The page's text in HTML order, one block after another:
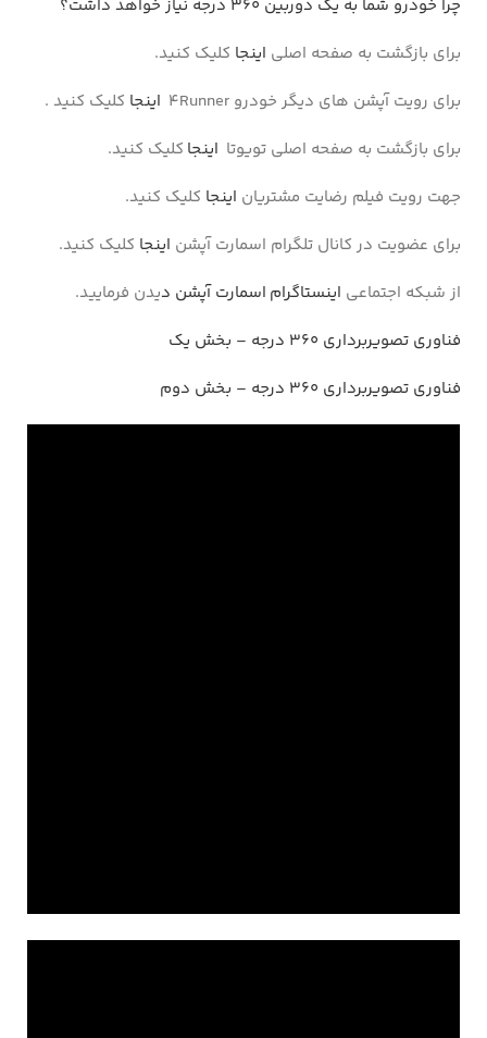
چرا خودرو شما به یک دوربین 360 درجه نیاز خواهد داشت؟
برای بازگشت به صفحه اصلی اینجا کلیک کنید.
برای رویت آپشن های دیگر خودرو 4Runner
اینجا کلیک کنید .
برای بازگشت به صفحه اصلی تویوتا اینجا کلیک کنید.
جهت رویت فیلم رضایت مشتریان اینجا کلیک کنید.
برای عضویت در کانال تلگرام اسمارت آپشن اینجا کلیک کنید.
از شبکه اجتماعی اینستاگرام اسمارت آپشن دیدن فرمایید.
فناوری تصویربرداری ۳۶۰ درجه – بخش یک
فناوری تصویربرداری ۳۶۰ درجه – بخش دوم